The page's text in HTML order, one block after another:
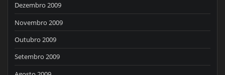
Dezembro 2009
Novembro 2009
Outubro 2009
Setembro 2009